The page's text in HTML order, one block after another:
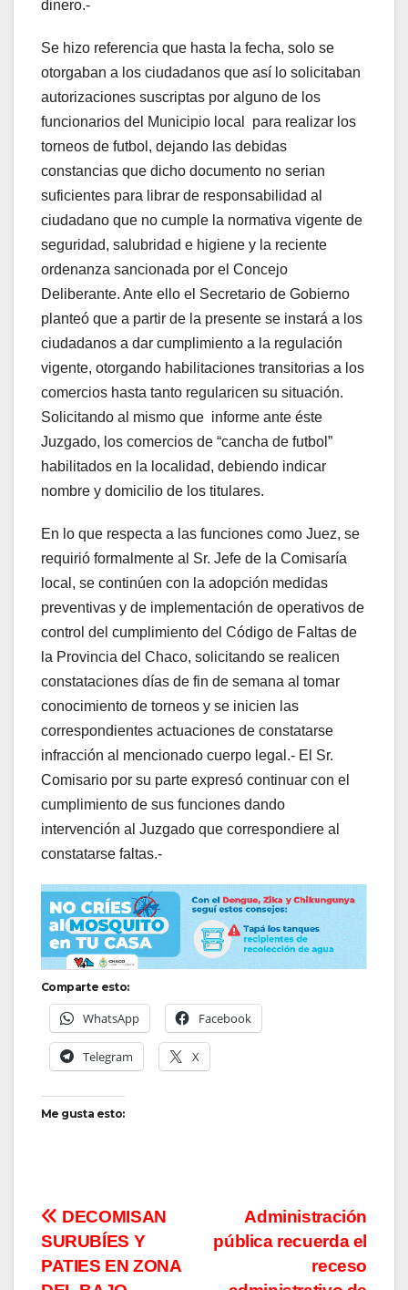
dinero.-
Se hizo referencia que hasta la fecha, solo se
otorgaban a los ciudadanos que así lo solicitaban
autorizaciones suscriptas por alguno de los
funcionarios del Municipio local para realizar los
torneos de futbol, dejando las debidas
constancias que dicho documento no serian
suficientes para librar de responsabilidad al
ciudadano que no cumple la normativa vigente de
seguridad, salubridad e higiene y la reciente
ordenanza sancionada por el Concejo
Deliberante. Ante ello el Secretario de Gobierno
planteó que a partir de la presente se instará a los
ciudadanos a dar cumplimiento a la regulación
vigente, otorgando habilitaciones transitorias a los
comercios hasta tanto regularicen su situación.
Solicitando al mismo que informe ante éste
Juzgado, los comercios de “cancha de futbol”
habilitados en la localidad, debiendo indicar
nombre y domicilio de los titulares.
En lo que respecta a las funciones como Juez, se
requirió formalmente al Sr. Jefe de la Comisaría
local, se continúen con la adopción medidas
preventivas y de implementación de operativos de
control del cumplimiento del Código de Faltas de
la Provincia del Chaco, solicitando se realicen
constataciones días de fin de semana al tomar
conocimiento de torneos y se inicien las
correspondientes actuaciones de constatarse
infracción al mencionado cuerpo legal.- El Sr.
Comisario por su parte expresó continuar con el
cumplimiento de sus funciones dando
intervención al Juzgado que correspondiere al
constatarse faltas.-
Comparte esto:
WhatsApp Facebook
Telegram X
Me gusta esto:
Navegación
de
Administración
pública recuerda el
receso
DECOMISAN
SURUBÍES Y
PATIES EN ZONA